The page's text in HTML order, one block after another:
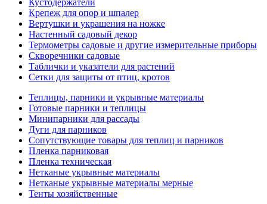
Кустодержатели
Крепеж для опор и шпалер
Вертушки и украшения на ножке
Настенный садовый декор
Термометры садовые и другие измерительные приборы
Скворечники садовые
Таблички и указатели для растений
Сетки для защиты от птиц, кротов
Теплицы, парники и укрывные материалы
Готовые парники и теплицы
Минипарники для рассады
Дуги для парников
Сопутствующие товары для теплиц и парников
Пленка парниковая
Пленка техническая
Нетканые укрывные материалы
Нетканые укрывные материалы мерные
Тенты хозяйственные